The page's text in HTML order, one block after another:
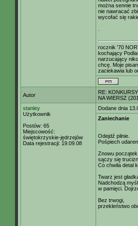
można sennie
nie nawracać
wycofać się
rocznik '70
kochający
narzucający
chcę. Moje
zaciekawia lub
Autor
RE:
NA WIERSZ
stanley
Użytkownik
Postów: 65
Miejscowość:
świętokrzyskie-jędrzejów
Data rejestracji: 19.09.08
Dodane dnia
Zaniechanie
Odejdź pilnie.
Pośpiech
Znowu
sączy się
Co chwila detal
Twarz jest
Nadchodzą
w pamięci.
Bez trwogi,
przekleństwo